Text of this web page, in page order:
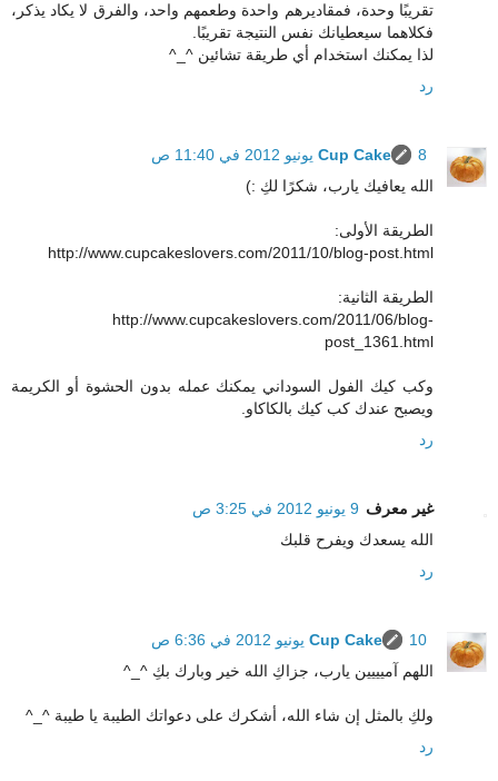
تقريبًا وحدة، فمقاديرهم واحدة وطعمهم واحد، والفرق لا يكاد يذكر،
فكلاهما سيعطيانك نفس النتيجة تقريبًا.
لذا يمكنك استخدام أي طريقة تشائين ^_^
رد
Cup Cake
8 يونيو 2012 في 11:40 ص
الله يعافيك يارب، شكرًا لكِ :)
الطريقة الأولى:
http://www.cupcakeslovers.com/2011/10/blog-post.html
الطريقة الثانية:
http://www.cupcakeslovers.com/2011/06/blog-
post_1361.html
وكب كيك الفول السوداني يمكنك عمله بدون الحشوة أو الكريمة
ويصبح عندك كب كيك بالكاكاو.
رد
غير معرف 9 يونيو 2012 في 3:25 ص
الله يسعدك ويفرح قلبك
رد
Cup Cake
10 يونيو 2012 في 6:36 ص
اللهم آميييين يارب، جزاكِ الله خير وبارك بكِ ^_^
ولكِ بالمثل إن شاء الله، أشكرك على دعواتك الطيبة يا طيبة ^_^
رد